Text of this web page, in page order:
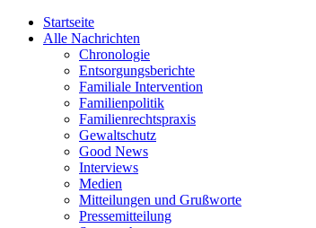
Startseite
Alle Nachrichten
Chronologie
Entsorgungsberichte
Familiale Intervention
Familienpolitik
Familienrechtspraxis
Gewaltschutz
Good News
Interviews
Medien
Mitteilungen und Grußworte
Pressemitteilung